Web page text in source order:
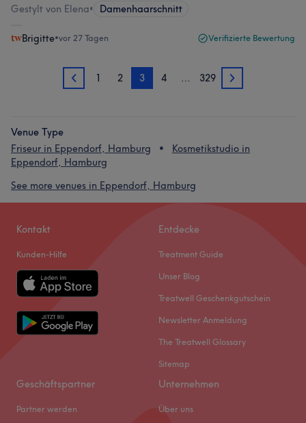
Gestylt von Elena• Damenhaarschnitt
Brigitte•vor 27 Tagen Verifizierte Bewertung
2 1 2 3 4 … 329 4
Venue Type
Friseur in Eppendorf, Hamburg
Kosmetikstudio in
Eppendorf, Hamburg
See more venues in Eppendorf, Hamburg
Kontakt
Kunden-Hilfe
Entdecke
Treatment Guide
Unser Blog
Treatwell Geschenkgutschein
Newsletter Anmeldung
The Treatwell Glossary
Sitemap
Geschäftspartner
Partner werden
Unternehmen
Über uns